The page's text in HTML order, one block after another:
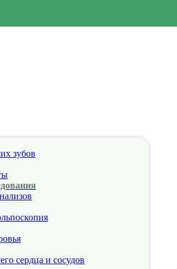
зубов
сердца и сосудов